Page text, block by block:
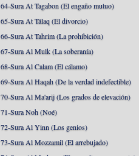
64-Sura At Tagabon (El engaño mutuo)
65-Sura At Tálaq (El divorcio)
66-Sura At Tahrim (La prohibición)
67-Sura Al Mulk (La soberanía)
68-Sura Al Calam (El cálamo)
69-Sura Al Haqah (De la verdad indefectible)
70-Sura Al Ma'arij (Los grados de elevación)
71-Sura Noh (Noé)
72-Sura Al Yinn (Los genios)
73-Sura Al Mozzamil (El arrebujado)